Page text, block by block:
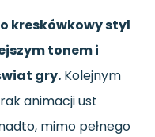
kreskówkowy styl
tonem i
gry. Kolejnym
animacji ust
mimo pełnego